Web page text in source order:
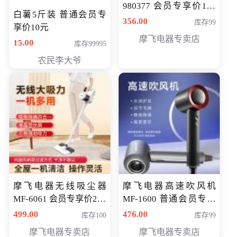
白薯5斤装 普通会员专
享价10元
15.00
库存99995
农民李大爷
980377 会员专享价199
元
356.00 库存99
摩飞电器专卖店
摩飞电器无线吸尘器
MF-6061 会员专享价299
元
499.00 库存100
摩飞电器专卖店
摩飞电器高速吹风机
MF-1600 普通会员专享
价298元
476.00 库存99
摩飞电器专卖店